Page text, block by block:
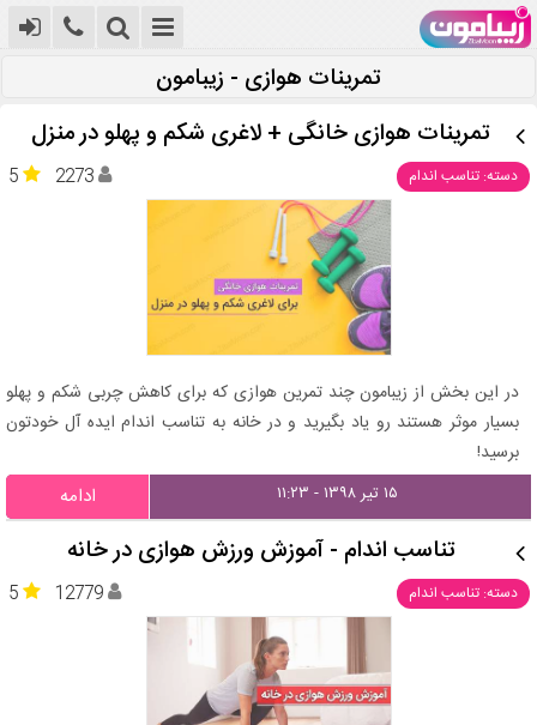
تمرینات هوازی - زیبامون
تمرینات هوازی خانگی + لاغری شکم و پهلو در منزل
دسته: تناسب اندام 5 2273
در این بخش از زیبامون چند تمرین هوازی که برای کاهش چربی شکم و پهلو
بسیار موثر هستند رو یاد بگیرید و در خانه به تناسب اندام ایده آل خودتون
برسید!
۱۵ تیر ۱۳۹۸ - ۱۱:۲۳ ادامه
تناسب اندام - آموزش ورزش هوازی در خانه
دسته: تناسب اندام 5 12779